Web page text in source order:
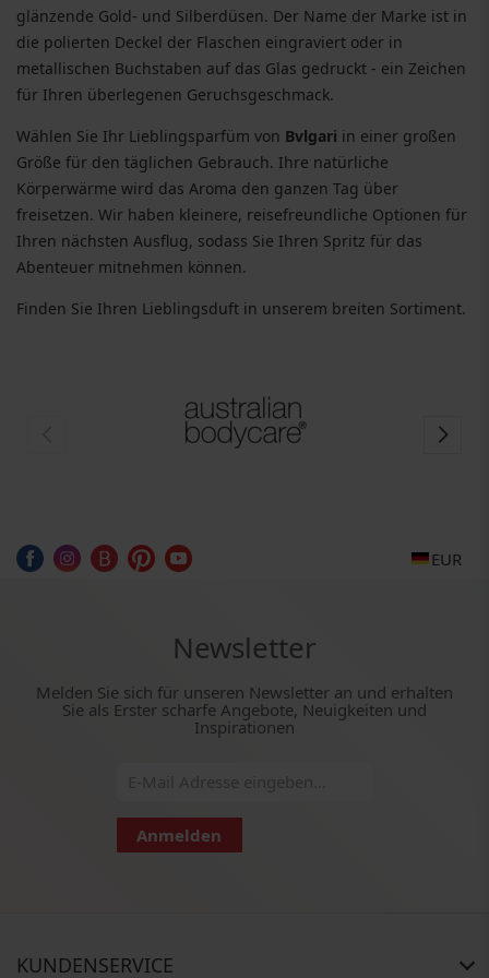
glänzende Gold- und Silberdüsen. Der Name der Marke ist in
die polierten Deckel der Flaschen eingraviert oder in
metallischen Buchstaben auf das Glas gedruckt - ein Zeichen
für Ihren überlegenen Geruchsgeschmack.
Wählen Sie Ihr Lieblingsparfüm von Bvlgari in einer großen
Größe für den täglichen Gebrauch. Ihre natürliche
Körperwärme wird das Aroma den ganzen Tag über
freisetzen. Wir haben kleinere, reisefreundliche Optionen für
Ihren nächsten Ausflug, sodass Sie Ihren Spritz für das
Abenteuer mitnehmen können.
Finden Sie Ihren Lieblingsduft in unserem breiten Sortiment.
EUR
Newsletter
Melden Sie sich für unseren Newsletter an und erhalten
Sie als Erster scharfe Angebote, Neuigkeiten und
Inspirationen
Anmelden
KUNDENSERVICE